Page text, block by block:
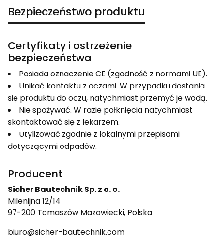
Bezpieczeństwo produktu
Certyfikaty i ostrzeżenie
bezpieczeństwa
Posiada oznaczenie CE (zgodność z normami UE).
Unikać kontaktu z oczami. W przypadku dostania
się produktu do oczu, natychmiast przemyć je wodą.
Nie spożywać. W razie połknięcia natychmiast
skontaktować się z lekarzem.
Utylizować zgodnie z lokalnymi przepisami
dotyczącymi odpadów.
Producent
Sicher Bautechnik Sp. z o. o.
Milenijna 12/14
97-200 Tomaszów Mazowiecki, Polska
biuro@sicher-bautechnik.com